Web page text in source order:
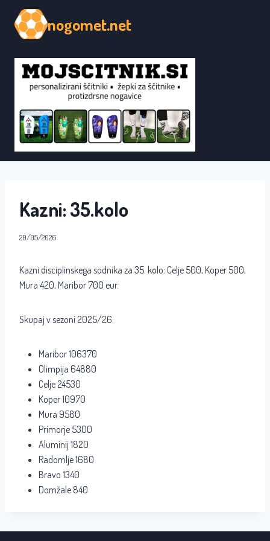
content
nogomet.net
Kazni: 35.kolo
20/05/2026
Kazni disciplinskega sodnika za 35. kolo: Celje 500, Koper 500,
Mura 420, Maribor 700 eur.
Skupaj v sezoni 2025/26:
Maribor 106370
Olimpija 64880
Celje 24530
Koper 10970
Mura 9580
Primorje 5300
Aluminij 1820
Radomlje 1680
Bravo 1340
Domžale 840